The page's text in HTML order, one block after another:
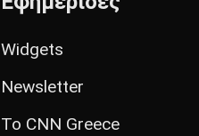
Widgets
Newsletter
Το CNN Greece